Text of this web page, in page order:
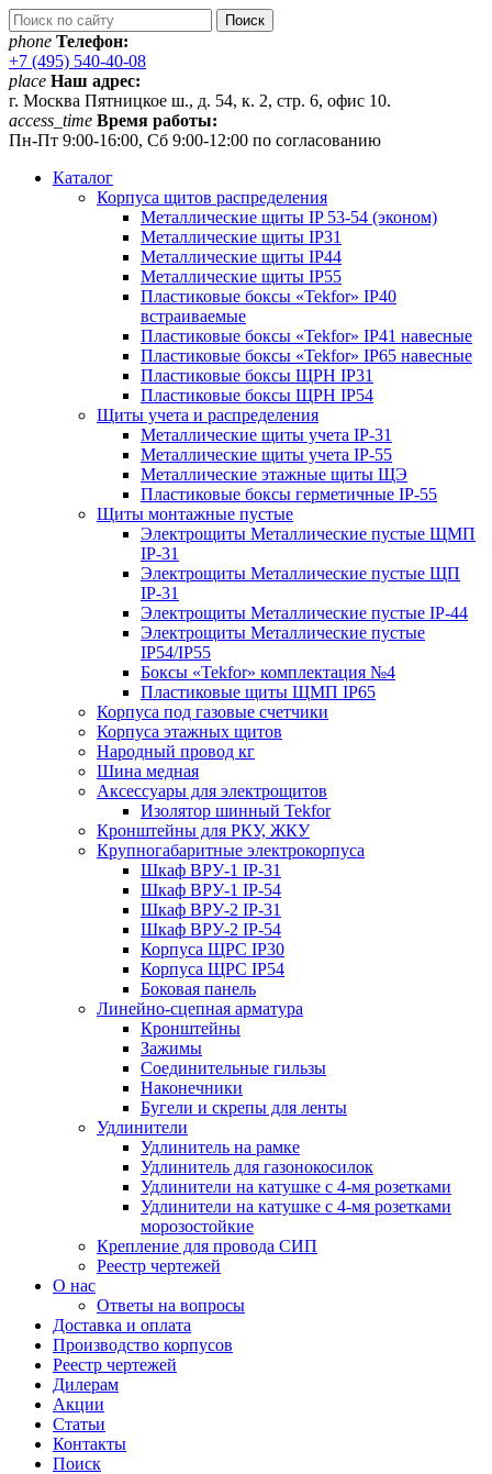
phone Телефон:
+7 (495) 540-40-08
place Наш адрес:
г. Москва Пятницкое ш., д. 54, к. 2, стр. 6, офис 10.
access_time Время работы:
Пн-Пт 9:00-16:00, Сб 9:00-12:00 по согласованию
Каталог
Корпуса щитов распределения
Металлические щиты IP 53-54 (эконом)
Металлические щиты IP31
Металлические щиты IP44
Металлические щиты IP55
Пластиковые боксы «Tekfor» IP40
встраиваемые
Пластиковые боксы «Tekfor» IP41 навесные
Пластиковые боксы «Tekfor» IP65 навесные
Пластиковые боксы ЩРН IP31
Пластиковые боксы ЩРН IP54
Щиты учета и распределения
Металлические щиты учета IP-31
Металлические щиты учета IP-55
Металлические этажные щиты ЩЭ
Пластиковые боксы герметичные IP-55
Щиты монтажные пустые
Электрощиты Металлические пустые ЩМП
IP-31
Электрощиты Металлические пустые ЩП
IP-31
Электрощиты Металлические пустые IP-44
Электрощиты Металлические пустые
IP54/IP55
Боксы «Tekfor» комплектация №4
Пластиковые щиты ЩМП IP65
Корпуса под газовые счетчики
Корпуса этажных щитов
Народный провод кг
Шина медная
Аксессуары для электрощитов
Изолятор шинный Tekfor
Кронштейны для РКУ, ЖКУ
Крупногабаритные электрокорпуса
Шкаф ВРУ-1 IP-31
Шкаф ВРУ-1 IP-54
Шкаф ВРУ-2 IP-31
Шкаф ВРУ-2 IP-54
Корпуса ЩРС IP30
Корпуса ЩРС IP54
Боковая панель
Линейно-сцепная арматура
Кронштейны
Зажимы
Соединительные гильзы
Наконечники
Бугели и скрепы для ленты
Удлинители
Удлинитель на рамке
Удлинитель для газонокосилок
Удлинители на катушке с 4-мя розетками
Удлинители на катушке с 4-мя розетками
морозостойкие
Крепление для провода СИП
Реестр чертежей
О нас
Ответы на вопросы
Доставка и оплата
Производство корпусов
Реестр чертежей
Дилерам
Акции
Статьи
Контакты
Поиск